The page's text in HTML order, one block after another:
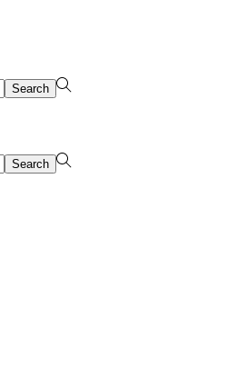
Search
Search